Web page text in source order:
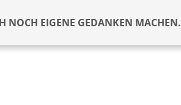
NOCH EIGENE GEDANKEN MACHEN.